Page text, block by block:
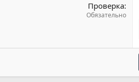
Проверка
Обязательно